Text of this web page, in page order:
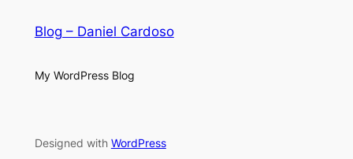
Blog – Daniel Cardoso
My WordPress Blog
Designed with WordPress